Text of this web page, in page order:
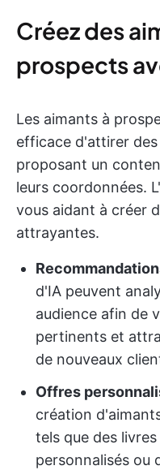
Créez des
prospects
Les aimants à
efficace d'attirer
proposant un
leurs coordonnées.
vous aidant à créer
attrayantes.
d'IA peuvent
audience afin de
pertinents et
de nouveaux
Offres
création
tels que des
personnalisés ou